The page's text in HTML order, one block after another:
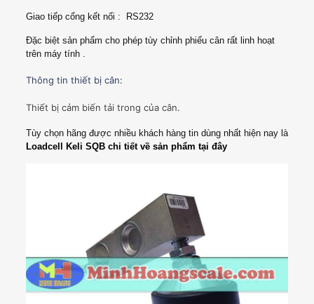
Giao tiếp cổng kết nối : RS232
Đặc biệt sản phẩm cho phép tùy chỉnh phiếu cân rất linh hoạt
trên máy tính .
Thông tin thiết bị cân:
Thiết bị cảm biến tải trong của cân.
Tùy chọn hãng được nhiều khách hàng tin dùng nhất hiện nay là
Loadcell Keli SQB chi tiết về sản phẩm tại đây